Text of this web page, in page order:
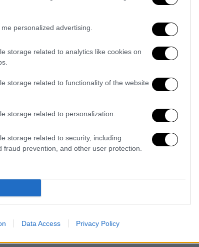
personalized advertising.
storage related to analytics like cookies on
storage related to functionality of the website
storage related to personalization.
storage related to security, including
prevention, and other user protection.
Data Access Privacy Policy
ίσως ήταν
ίσως ήταν
δήλωσε ο πρόεδρος
διερωτήθηκε. Το
προκάλεσε ένα
ο 75χρονος διαδηλωτής
να σπρώχνεται